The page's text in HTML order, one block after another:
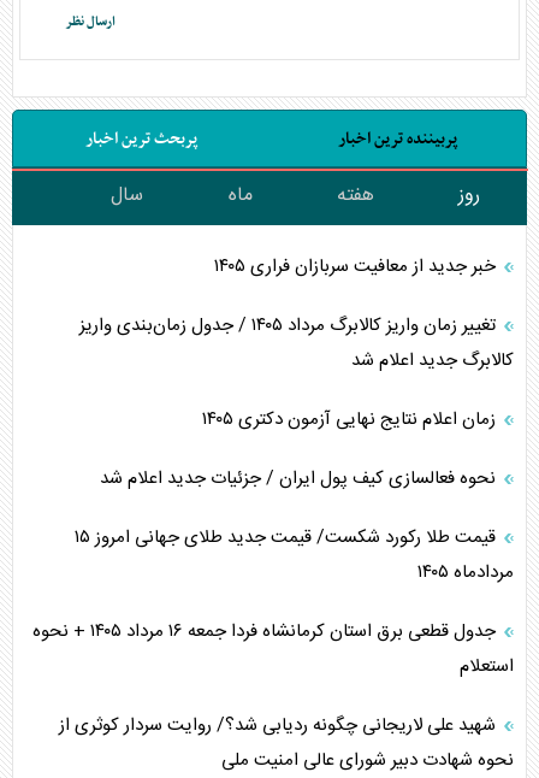
پربیننده ترین اخبار پربحث ترین اخبار
روز هفته ماه سال
خبر جدید از معافیت سربازان فراری ۱۴۰۵
تغییر زمان واریز کالابرگ مرداد ۱۴۰۵ / جدول زمان‌بندی واریز
کالابرگ جدید اعلام شد
زمان اعلام نتایج نهایی آزمون دکتری ۱۴۰۵
نحوه فعالسازی کیف پول ایران / جزئیات جدید اعلام شد
قیمت طلا رکورد شکست/ قیمت جدید طلای جهانی امروز ۱۵
مردادماه ۱۴۰۵
جدول قطعی برق استان کرمانشاه فردا جمعه ۱۶ مرداد ۱۴۰۵ + نحوه
استعلام
شهید علی لاریجانی چگونه ردیابی شد؟/ روایت سردار کوثری از
نحوه شهادت دبیر شورای عالی امنیت ملی